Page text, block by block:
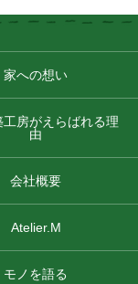
家への想い
工房がえらばれる理
由
会社概要
Atelier.M
モノを語る